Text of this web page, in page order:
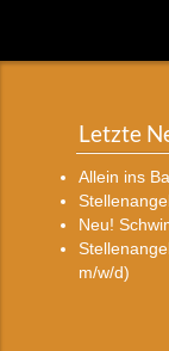
Letzte
Allein ins
Neu!
m/w/d)